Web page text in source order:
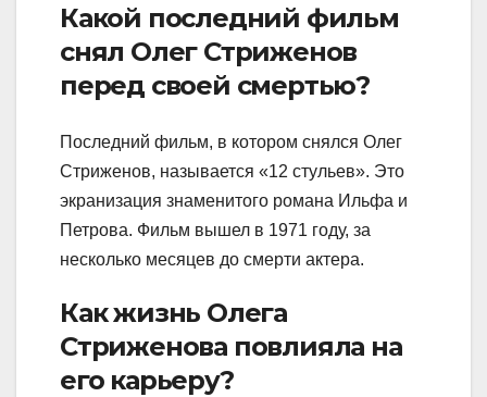
Какой последний фильм
снял Олег Стриженов
перед своей смертью?
Последний фильм, в котором снялся Олег
Стриженов, называется «12 стульев». Это
экранизация знаменитого романа Ильфа и
Петрова. Фильм вышел в 1971 году, за
несколько месяцев до смерти актера.
Как жизнь Олега
Стриженова повлияла на
его карьеру?